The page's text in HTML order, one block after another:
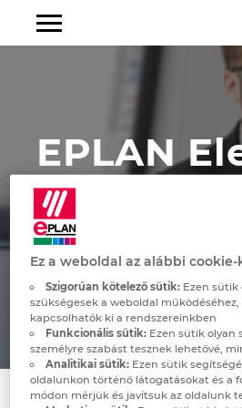
EPLAN
P8
Alkatrészgyártók
Autóipar
Élelmiszeripar és Italgyártás
Feldolgozóipar
Energetika
Decentralizált
Tengerhajózás
Fluidtechnika
Kábelkötegek
Folyamattervezés
EI&C Tervezés
Szerviz és Karbantartás
Épületautomatizálás
EPLAN Pro Panel
EPLAN Smart Production
EPLAN Preplanning
EPLAN Engineering
EPLAN Cable proD
EPLAN Harness proD
Consulting Portfolio
CA: EPLAN Cloud solutions
Oktatás
3D Panel Design Expert
P&ID Design
3D Harness Design
Felhasználói megoldások
EPLAN globális támogatás
Letöltések
Software Service
Innováció
Hírek
Sajtó
Hírlevél
Események
Friedhelm Loh Group
Australia
Austria
Belgium
Bosnien-Herzegovina
Brazil
Brunei
Ez a weboldal az alábbi
Szigorúan kötelező sütik:Ezen sütik
szükségesek a weboldal
kapcsolhatók ki a rendszereinkben
Funkcionális sütik:Ezen sütik olyan
személyre szabást tesznek lehetővé,
Analitikai sütik:Ezen sütik
oldalunkon történő látogatásokat és a
módon mérjük és javítsuk az oldalunk